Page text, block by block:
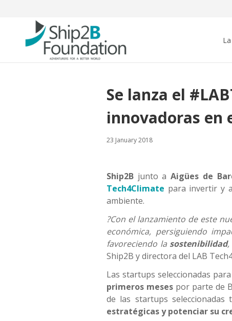
Se lanza el
innovadoras en
23 January 2018
Ship2B junto aAigües de
Tech4Climate para invertir y
ambiente.
?Con el lanzamiento de este
económica, persiguiendo
favoreciendo la sostenibilidad,
Ship2B y directora del LAB
Las startups seleccionadas
primeros mesespor parte de
de las startups
estratégicasy potenciar su